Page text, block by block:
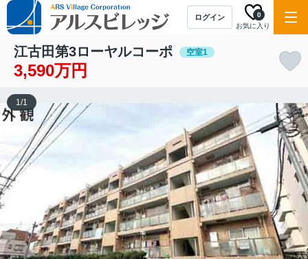
ログイン
お気に入り
0
江古田第3ローヤルコーポ 空室1
3,590万円
1/1